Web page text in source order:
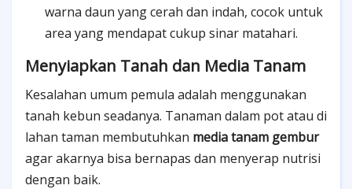
warna daun yang cerah dan indah, cocok untuk
area yang mendapat cukup sinar matahari.
Menyiapkan Tanah dan Media Tanam
Kesalahan umum pemula adalah menggunakan
tanah kebun seadanya. Tanaman dalam pot atau di
lahan taman membutuhkan media tanam gembur
agar akarnya bisa bernapas dan menyerap nutrisi
dengan baik.